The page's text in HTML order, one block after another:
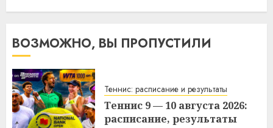
ВОЗМОЖНО, ВЫ ПРОПУСТИЛИ
Теннис: расписание и результаты
Теннис 9 — 10 августа 2026:
расписание, результаты